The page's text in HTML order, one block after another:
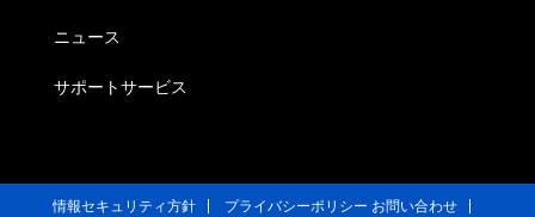
ニュース
サポートサービス
情報セキュリティ方針 プライバシーポリシー お問い合わせ